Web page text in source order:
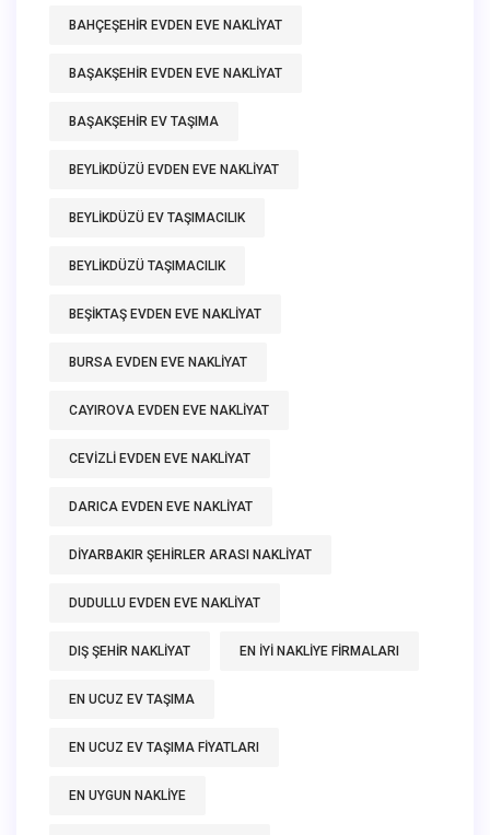
BAHÇEŞEHIR EVDEN EVE NAKLIYAT
BAŞAKŞEHIR EVDEN EVE NAKLIYAT
BAŞAKŞEHIR EV TAŞIMA
BEYLIKDÜZÜ EVDEN EVE NAKLIYAT
BEYLIKDÜZÜ EV TAŞIMACILIK
BEYLIKDÜZÜ TAŞIMACILIK
BEŞIKTAŞ EVDEN EVE NAKLIYAT
BURSA EVDEN EVE NAKLIYAT
CAYIROVA EVDEN EVE NAKLIYAT
CEVIZLI EVDEN EVE NAKLIYAT
DARICA EVDEN EVE NAKLIYAT
DIYARBAKIR ŞEHIRLER ARASI NAKLIYAT
DUDULLU EVDEN EVE NAKLIYAT
DIŞ ŞEHIR NAKLIYAT EN IYI NAKLIYE FIRMALARI
EN UCUZ EV TAŞIMA
EN UCUZ EV TAŞIMA FIYATLARI
EN UYGUN NAKLIYE